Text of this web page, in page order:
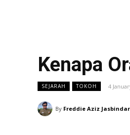
Kenapa
SEJARAH TOKOH 4
By Freddie Aziz Jasbindar